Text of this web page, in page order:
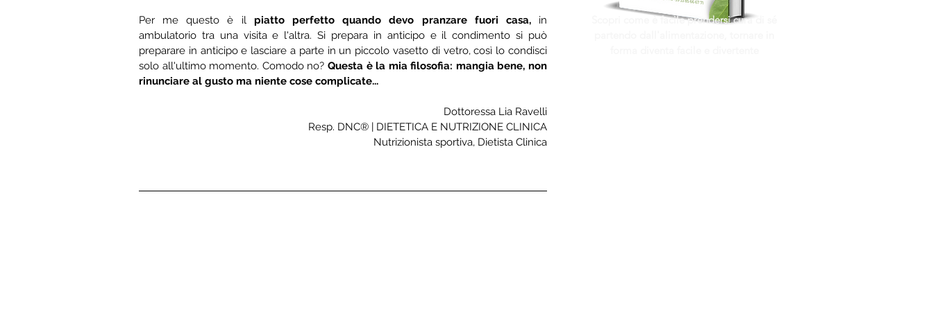
Per me questo è il piatto perfetto quando devo pranzare fuori casa, in
ambulatorio tra una visita e l'altra. Si prepara in anticipo e il condimento si può
preparare in anticipo e lasciare a parte in un piccolo vasetto di vetro, così lo condisci
solo all'ultimo momento. Comodo no? Questa è la mia filosofia: mangia bene, non
rinunciare al gusto ma niente cose complicate...
Dottoressa Lia Ravelli
Resp. DNC® | DIETETICA E NUTRIZIONE CLINICA
Nutrizionista sportiva, Dietista Clinica
Scopri come è facile prendersi cura di sé